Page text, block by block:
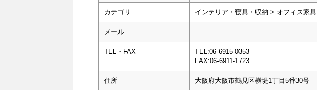
カテゴリ インテリア・寝具・収納 > オフィス家具
メール
TEL・FAX
TEL:06-6915-0353
FAX:06-6911-1723
住所 大阪府大阪市鶴見区横堤1丁目5番30号